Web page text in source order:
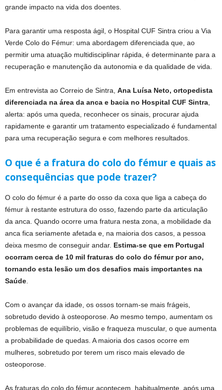
grande impacto na vida dos doentes.
Para garantir uma resposta ágil, o Hospital CUF Sintra criou a Via
Verde Colo do Fémur: uma abordagem diferenciada que, ao
permitir uma atuação multidisciplinar rápida, é determinante para a
recuperação e manutenção da autonomia e da qualidade de vida.
Em entrevista ao Correio de Sintra, Ana Luísa Neto, ortopedista
diferenciada na área da anca e bacia no Hospital CUF Sintra,
alerta: após uma queda, reconhecer os sinais, procurar ajuda
rapidamente e garantir um tratamento especializado é fundamental
para uma recuperação segura e com melhores resultados.
O que é a fratura do colo do fémur e quais as
consequências que pode trazer?
O colo do fémur é a parte do osso da coxa que liga a cabeça do
fémur à restante estrutura do osso, fazendo parte da articulação
da anca. Quando ocorre uma fratura nesta zona, a mobilidade da
anca fica seriamente afetada e, na maioria dos casos, a pessoa
deixa mesmo de conseguir andar. Estima-se que em Portugal
ocorram cerca de 10 mil fraturas do colo do fémur por ano,
tornando esta lesão um dos desafios mais importantes na
Saúde.
Com o avançar da idade, os ossos tornam-se mais frágeis,
sobretudo devido à osteoporose. Ao mesmo tempo, aumentam os
problemas de equilíbrio, visão e fraqueza muscular, o que aumenta
a probabilidade de quedas. A maioria dos casos ocorre em
mulheres, sobretudo por terem um risco mais elevado de
osteoporose.
As fraturas do colo do fémur acontecem, habitualmente, após uma